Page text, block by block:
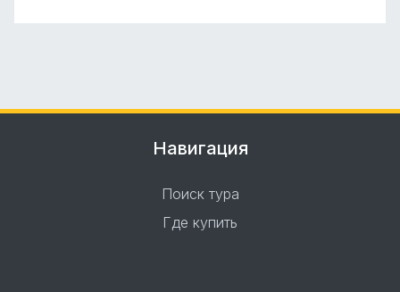
Навигация
Поиск тура
Где купить